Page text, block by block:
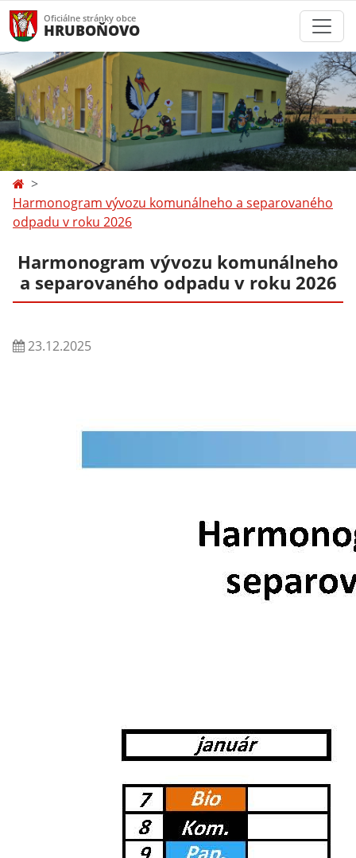
Oficiálne stránky obce
HRUBOŇOVO
Harmonogram vývozu komunálneho a separovaného
odpadu v roku 2026
Harmonogram vývozu komunálneho
a separovaného odpadu v roku 2026
23.12.2025